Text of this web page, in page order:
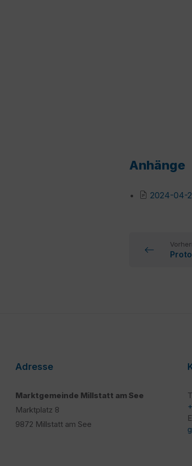
Anhänge
2024-04-
Adresse
Marktgemeinde Millstatt am See
Marktplatz 8
9872 Millstatt am See